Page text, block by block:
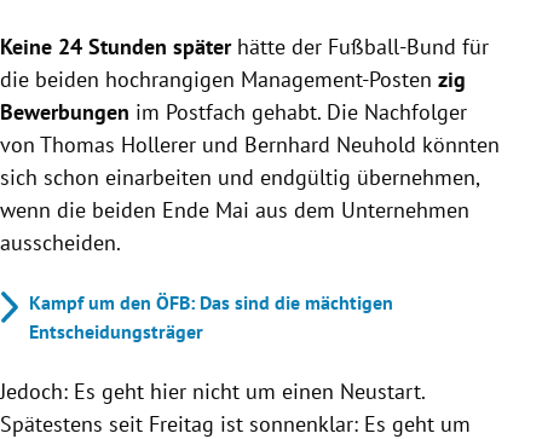
Keine 24 Stunden späterhätte der Fußball-Bund für
die beiden hochrangigen Management-Posten zig
Bewerbungen im Postfach gehabt. Die Nachfolger
von Thomas Hollerer und Bernhard Neuhold könnten
sich schon einarbeiten und endgültig übernehmen,
wenn die beiden Ende Mai aus dem Unternehmen
ausscheiden.
Kampf um den ÖFB: Das sind die mächtigen
Entscheidungsträger
Jedoch: Es geht hier nicht um einen Neustart.
Spätestens seit Freitag ist sonnenklar: Es geht um